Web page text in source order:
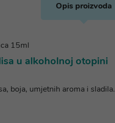
Opis proizvoda
15ml
u alkoholnoj otopini
boja, umjetnih aroma i sladila.